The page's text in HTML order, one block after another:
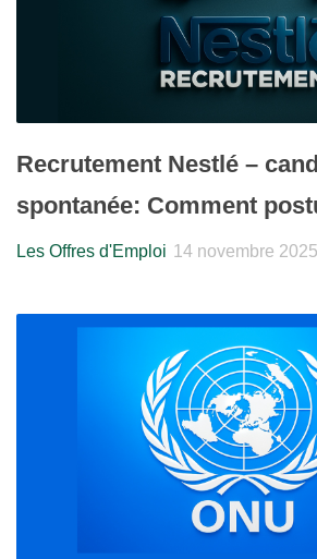
Recrutement Nestlé –
spontanée: Comment
Les Offres d'Emploi 14 novembre 2025